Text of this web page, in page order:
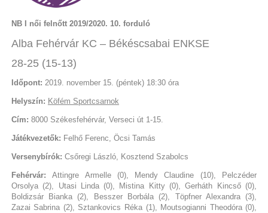
NB I női felnőtt 2019/2020. 10. forduló
Alba Fehérvár KC – Békéscsabai ENKSE
28-25 (15-13)
Időpont: 2019. november 15. (péntek) 18:30 óra
Helyszín: Köfém Sportcsarnok
Cím: 8000 Székesfehérvár, Verseci út 1-15.
Játékvezetők: Felhő Ferenc, Öcsi Tamás
Versenybírók: Csőregi László, Kosztend Szabolcs
Fehérvár: Attingre Armelle (0), Mendy Claudine (10), Pelczéder
Orsolya (2), Utasi Linda (0), Mistina Kitty (0), Gerháth Kincső (0),
Boldizsár Bianka (2), Besszer Borbála (2), Töpfner Alexandra (3),
Zazai Sabrina (2), Sztankovics Réka (1), Moutsogianni Theodóra (0),